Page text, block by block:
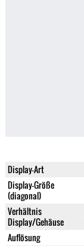
Display-Art
Display-Größe
(diagonal)
Verhältnis
Display/Gehäuse
Auflösung